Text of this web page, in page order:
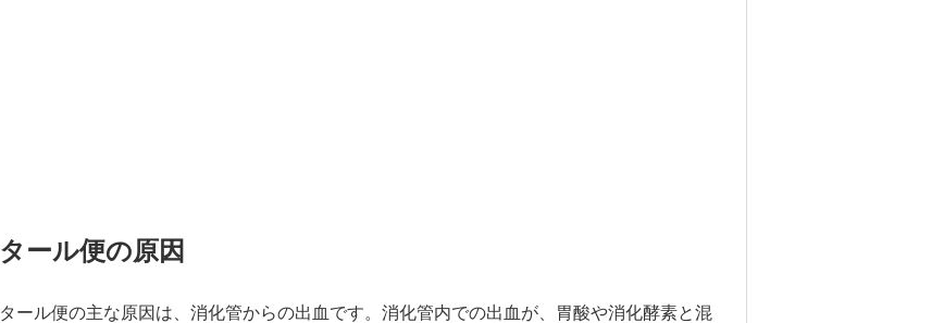
タール便の原因
タール便の主な原因は、消化管からの出血です。消化管内での出血が、胃酸や消化酵素と混